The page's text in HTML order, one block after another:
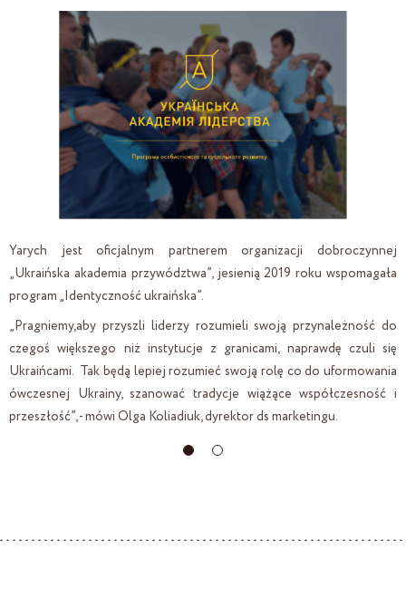
Yarych jest oficjalnym partnerem organizacji dobroczynnej
„Ukraińska akademia przywództwa”, jesienią 2019 roku wspomagała
program „Identyczność ukraińska”.
„Pragniemy,aby przyszli liderzy rozumieli swoją przynależność do
czegoś większego niż instytucje z granicami, naprawdę czuli się
Ukraińcami. Tak będą lepiej rozumieć swoją rolę co do uformowania
ówczesnej Ukrainy, szanować tradycje wiążące współczesność i
przeszłość”, - mówi Olga Koliadiuk, dyrektor ds marketingu.